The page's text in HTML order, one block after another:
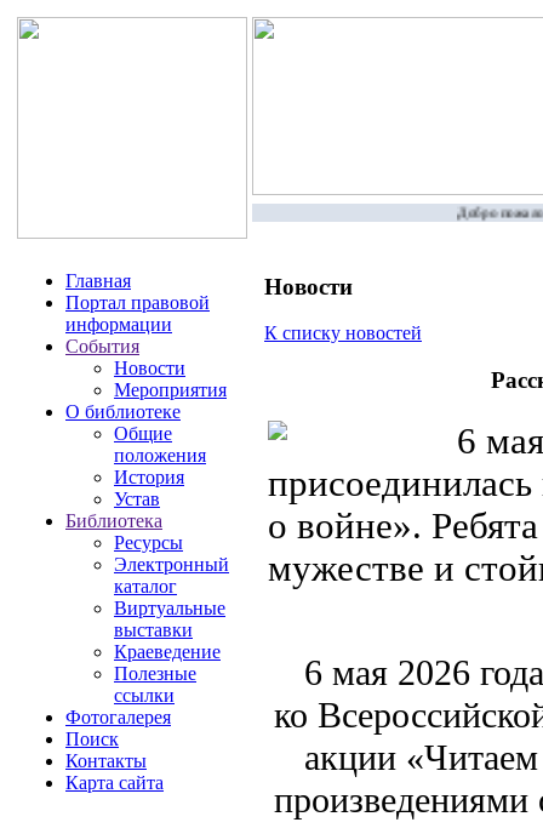
Добро
Главная
Портал правовой
информации
События
Новости
Мероприятия
О библиотеке
Общие
положения
История
Устав
Библиотека
Ресурсы
Электронный
каталог
Виртуальные
выставки
Краеведение
Полезные
ссылки
Фотогалерея
Поиск
Контакты
Карта сайта
Новости
К списку новостей
6
о войне».
мужестве и
6 мая 2026
ко
акции
произведениями